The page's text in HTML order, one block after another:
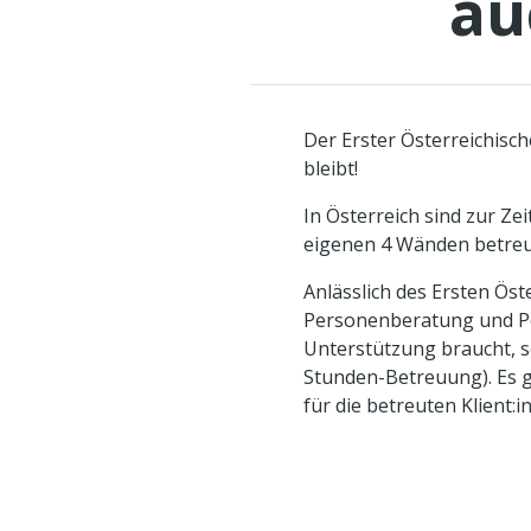
Der Erster
bleibt!
In Österreich sind zur
eigenen 4 Wänden
Anlässlich des Ersten
Personenberatung und
Unterstützung braucht,
Stunden-Betreuung). Es
für die betreuten